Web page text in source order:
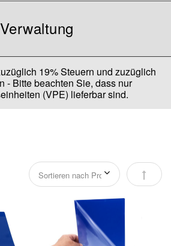
Verwaltung
19% Steuern und zuzüglich
- Bitte beachten Sie, dass nur
(VPE) lieferbar sind.